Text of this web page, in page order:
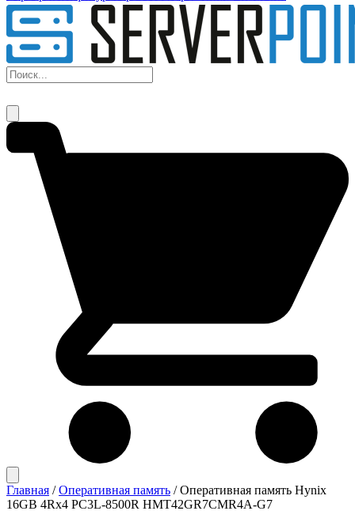
Главная / Оперативная память / Оперативная память Hynix
16GB 4Rx4 PC3L-8500R HMT42GR7CMR4A-G7